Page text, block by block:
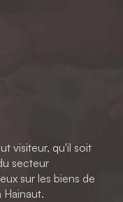
visiteur, qu'il soit
secteur
sur les biens de